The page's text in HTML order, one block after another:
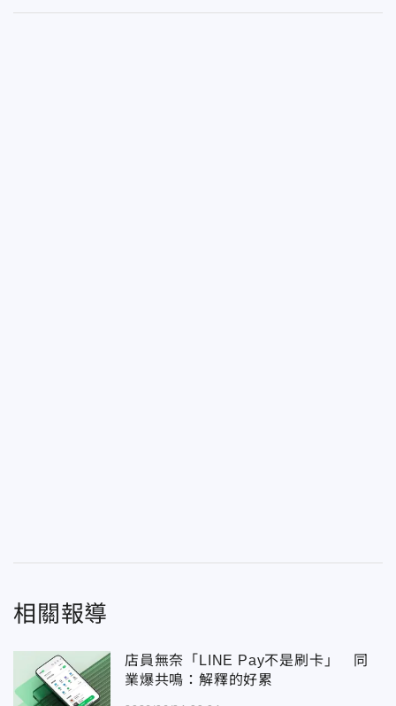
相關報導
店員無奈「LINE Pay不是刷卡」 同
業爆共鳴：解釋的好累